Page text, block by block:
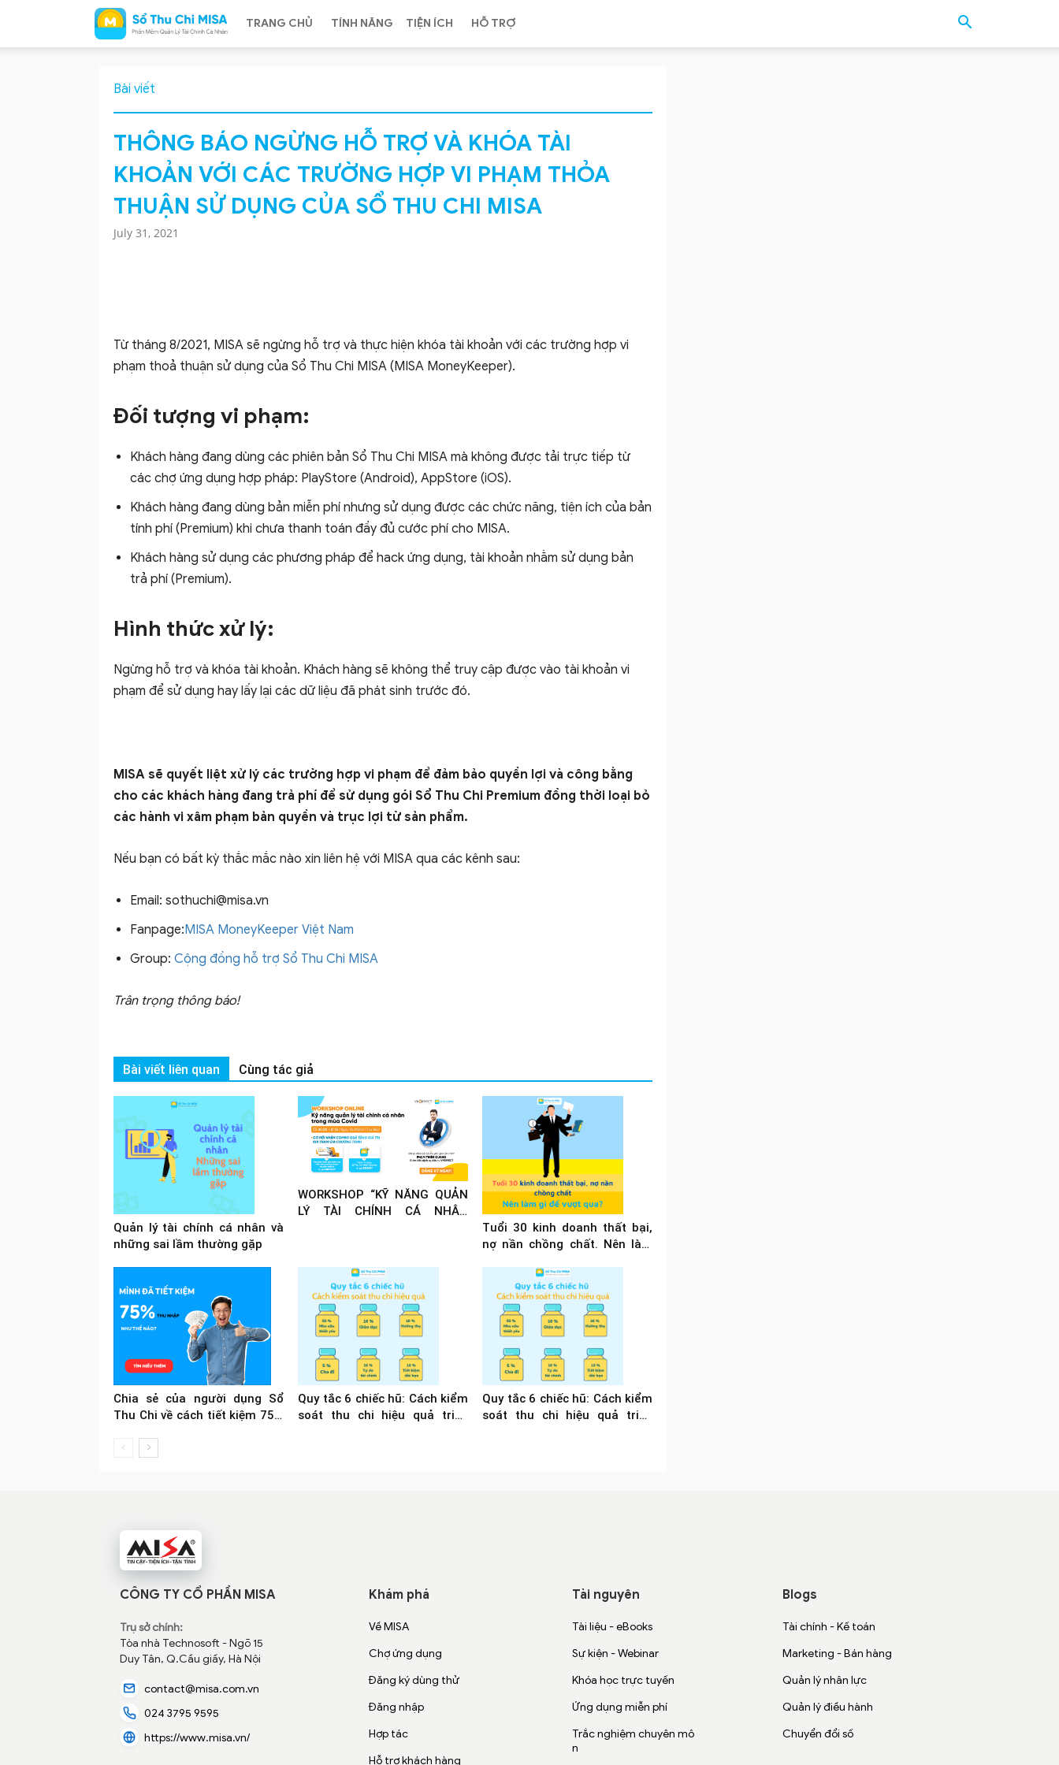
MISA
quản
TRANG CHỦ TÍNH NĂNG TIỆN ÍCH HỖ TRỢ
Bài viết
THÔNG BÁO NGỪNG HỖ TRỢ VÀ KHÓA TÀI
KHOẢN VỚI CÁC TRƯỜNG HỢP VI PHẠM THỎA
THUẬN SỬ DỤNG CỦA SỔ THU CHI MISA
July 31, 2021
Từ tháng 8/2021, MISA sẽ ngừng hỗ trợ và thực hiện khóa tài khoản với các trường hợp vi
phạm thoả thuận sử dụng của Sổ Thu Chi MISA (MISA MoneyKeeper).
Đối tượng vi phạm:
Khách hàng đang dùng các phiên bản Sổ Thu Chi MISA mà không được tải trực tiếp từ
các chợ ứng dụng hợp pháp: PlayStore (Android), AppStore (iOS).
Khách hàng đang dùng bản miễn phí nhưng sử dụng được các chức năng, tiện ích của bản
tính phí (Premium) khi chưa thanh toán đầy đủ cước phí cho MISA.
Khách hàng sử dụng các phương pháp để hack ứng dụng, tài khoản nhằm sử dụng bản
trả phí (Premium).
Hình thức xử lý:
Ngừng hỗ trợ và khóa tài khoản. Khách hàng sẽ không thể truy cập được vào tài khoản vi
phạm để sử dụng hay lấy lại các dữ liệu đã phát sinh trước đó.
MISA sẽ quyết liệt xử lý các trường hợp vi phạm để đảm bảo quyền lợi và công bằng
cho các khách hàng đang trả phí để sử dụng gói Sổ Thu Chi Premium đồng thời loại bỏ
các hành vi xâm phạm bản quyền và trục lợi từ sản phẩm.
Nếu bạn có bất kỳ thắc mắc nào xin liên hệ với MISA qua các kênh sau:
Email: sothuchi@misa.vn
Fanpage:MISA MoneyKeeper Việt Nam
Group: Cộng đồng hỗ trợ Sổ Thu Chi MISA
Trân trọng thông báo!
Bài viết liên quan Cùng tác giả
Quản lý tài chính cá nhân và
những sai lầm thường gặp
WORKSHOP “KỸ NĂNG QUẢN
LÝ TÀI CHÍNH CÁ NHÂN
Tuổi 30 kinh doanh thất bại,
nợ nần chồng chất. Nên làm
Chia sẻ của người dụng Sổ
Thu Chi về cách tiết kiệm 75%
Quy tắc 6 chiếc hũ: Cách kiểm
soát thu chi hiệu quả triệu
Quy tắc 6 chiếc hũ: Cách kiểm
soát thu chi hiệu quả triệu
CÔNG TY CỔ PHẦN MISA
Trụ sở chính:
Tòa nhà Technosoft - Ngõ 15
Duy Tân, Q.Cầu giấy, Hà Nội
contact@misa.com.vn
024 3795 9595
https://www.misa.vn/
Khám phá
Về MISA
Chợ ứng dụng
Đăng ký dùng thử
Đăng nhập
Hợp tác
Hỗ trợ khách hàng
Tài nguyên
Tài liệu - eBooks
Sự kiện - Webinar
Khóa học trực tuyến
Ứng dụng miễn phí
Trắc nghiệm chuyên mô
n
Blogs
Tài chính - Kế toán
Marketing - Bán hàng
Quản lý nhân lực
Quản lý điều hành
Chuyển đổi số